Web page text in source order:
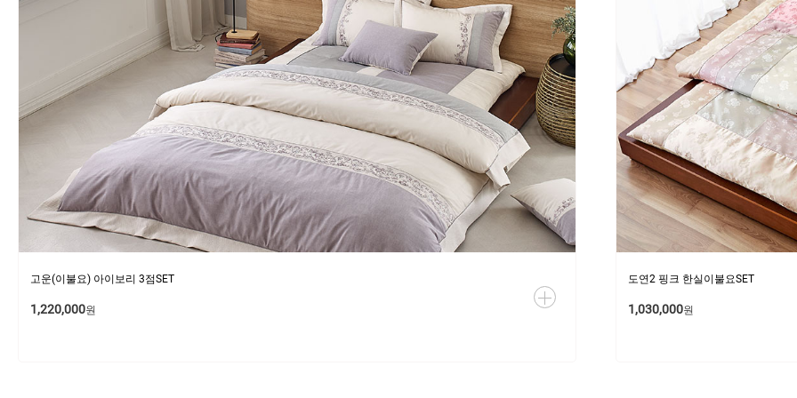
고운(이불요) 아이보리 3점SET
1,220,000원
도연2 핑크 한실이불요SET
1,030,000원